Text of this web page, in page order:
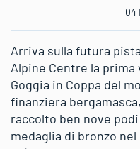
04
Arriva sulla futura
Alpine Centre la
Goggia in Coppa del
finanziera
raccolto ben nove
medaglia di bronzo